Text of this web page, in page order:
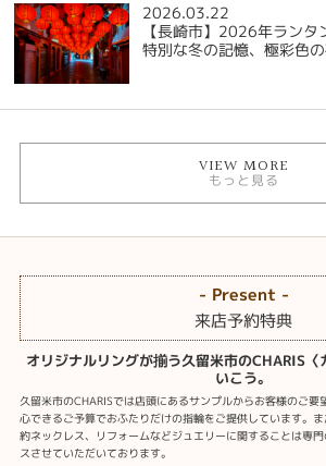
2026.03.22
【長崎市】2026年ラン
特別な冬の記憶、極彩色の
VIEW MORE
もっと見る
- Present -
来店予約特典
オリジナルリングが揃う久留米市のCHARIS〈
いこう。
久留米市のCHARISでは店頭にあるサンプルからお客様のご要
心できるご予算でおふたりだけの指輪をご提供しています。
約ネックレス、リフォームなどジュエリーに関することは専
スさせていただいております。